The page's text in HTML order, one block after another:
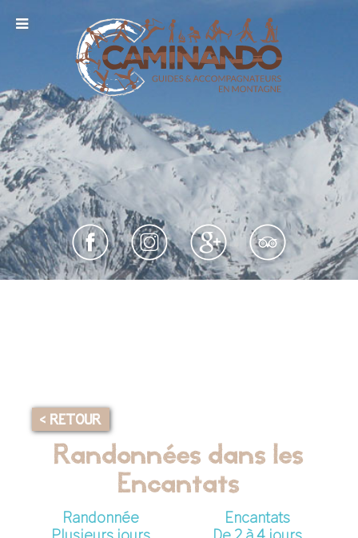
< RETOUR
Randonnées dans les
Encantats
Randonnée
Encantats